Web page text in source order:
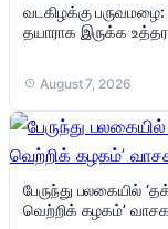
வடகிழக்கு பருவமழை:
தயாராக இருக்க
August 7, 2026
பேருந்து பலகையில்
வெற்றிக் கழகம்’